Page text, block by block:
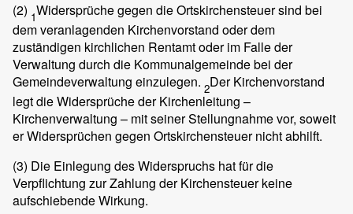
(2) 1Widersprüche gegen die Ortskirchensteuer sind bei
dem veranlagenden Kirchenvorstand oder dem
zuständigen kirchlichen Rentamt oder im Falle der
Verwaltung durch die Kommunalgemeinde bei der
Gemeindeverwaltung einzulegen. 2Der Kirchenvorstand
legt die Widersprüche der Kirchenleitung –
Kirchenverwaltung – mit seiner Stellungnahme vor, soweit
er Widersprüchen gegen Ortskirchensteuer nicht abhilft.
(3) Die Einlegung des Widerspruchs hat für die
Verpflichtung zur Zahlung der Kirchensteuer keine
aufschiebende Wirkung.